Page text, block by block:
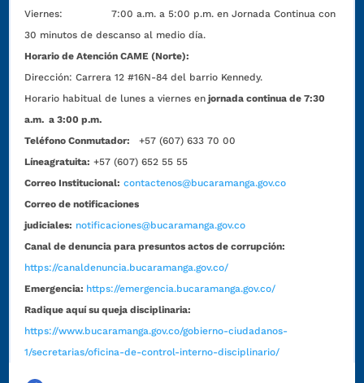
Viernes: 7:00 a.m. a 5:00 p.m. en Jornada Continua con
30 minutos de descanso al medio día.
Horario de Atención CAME (Norte):
Dirección:Carrera 12 #16N-84 del barrio Kennedy.
Horario habitual de lunes a viernes en jornada continua de 7:30
a.m. a 3:00 p.m.
Teléfono Conmutador:
+57 (607) 633 70 00
Líneagratuita: +57 (607) 652 55 55
Correo Institucional: contactenos@bucaramanga.gov.co
Correo de notificaciones
judiciales: notificaciones@bucaramanga.gov.co
Canal de denuncia para presuntos actos de corrupción:
https://canaldenuncia.bucaramanga.gov.co/
Emergencia: https://emergencia.bucaramanga.gov.co/
Radique aquí su queja disciplinaria:
https://www.bucaramanga.gov.co/gobierno-ciudadanos-
1/secretarias/oficina-de-control-interno-disciplinario/